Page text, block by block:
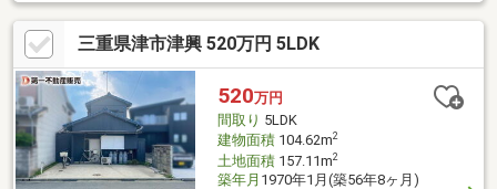
三重県津市津興 520万円 5LDK
520万円
間取り 5LDK
建物面積104.62m2
土地面積157.11m2
築年月 1970年1月(築56年8ヶ月)